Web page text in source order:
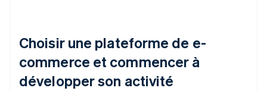
Choisir une plateforme de e-
commerce et commencer à
développer son activité